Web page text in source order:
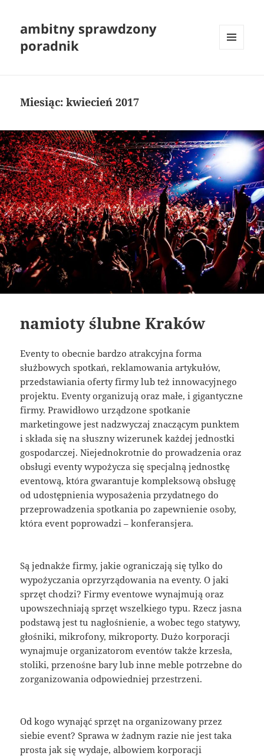
ambitny sprawdzony
poradnik
Miesiąc:kwiecień 2017
namioty ślubne Kraków
Eventy to obecnie bardzo atrakcyjna forma
służbowych spotkań, reklamowania artykułów,
przedstawiania oferty firmy lub też innowacyjnego
projektu. Eventy organizują oraz małe, i gigantyczne
firmy. Prawidłowo urządzone spotkanie
marketingowe jest nadzwyczaj znaczącym punktem
i składa się na słuszny wizerunek każdej jednostki
gospodarczej. Niejednokrotnie do prowadzenia oraz
obsługi eventy wypożycza się specjalną jednostkę
eventową, która gwarantuje kompleksową obsługę
od udostępnienia wyposażenia przydatnego do
przeprowadzenia spotkania po zapewnienie osoby,
która event poprowadzi – konferansjera.
Są jednakże firmy, jakie ograniczają się tylko do
wypożyczania oprzyrządowania na eventy. O jaki
sprzęt chodzi? Firmy eventowe wynajmują oraz
upowszechniają sprzęt wszelkiego typu. Rzecz jasna
podstawą jest tu nagłośnienie, a wobec tego statywy,
głośniki, mikrofony, mikroporty. Dużo korporacji
wynajmuje organizatorom eventów także krzesła,
stoliki, przenośne bary lub inne meble potrzebne do
zorganizowania odpowiedniej przestrzeni.
Od kogo wynająć sprzęt na organizowany przez
siebie event? Sprawa w żadnym razie nie jest taka
prosta jak się wydaje, albowiem korporacji